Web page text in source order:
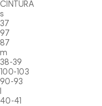
CINTURA
s
37
97
87
m
38-39
100-103
90-93
40-41